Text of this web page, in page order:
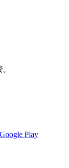
Google Play